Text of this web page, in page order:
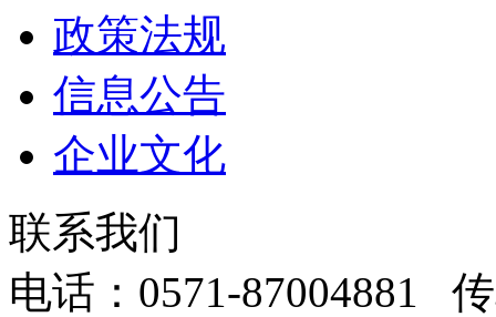
政策法规
信息公告
企业文化
联系我们
电话：0571-87004881